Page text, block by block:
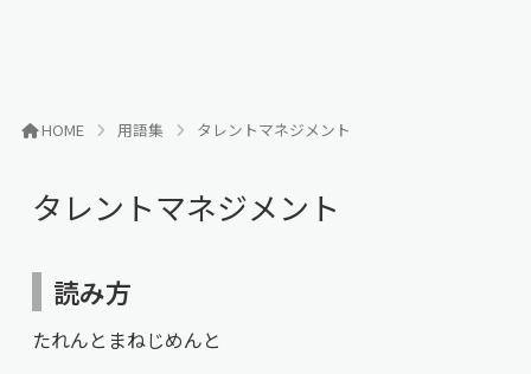
HOME 用語集 タレントマネジメント
タレントマネジメント
読み方
たれんとまねじめんと